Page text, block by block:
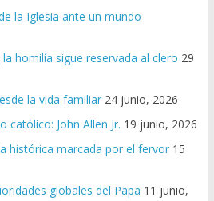
la Iglesia ante un mundo
homilía sigue reservada al clero 29
la vida familiar 24 junio, 2026
católico: John Allen Jr. 19 junio, 2026
histórica marcada por el fervor 15
globales del Papa 11 junio,